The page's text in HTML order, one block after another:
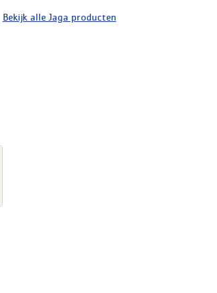
Bekijk alle Jaga producten